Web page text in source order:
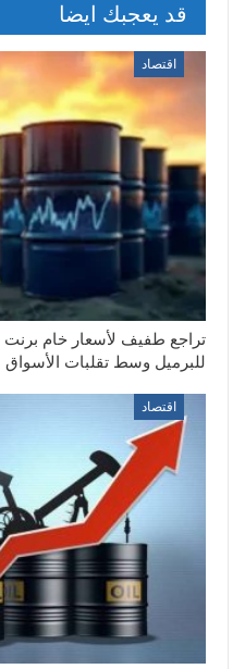
قد يعجبك ايضا
اقتصاد
للبرميل وسط تقلبات الأسواق
اقتصاد